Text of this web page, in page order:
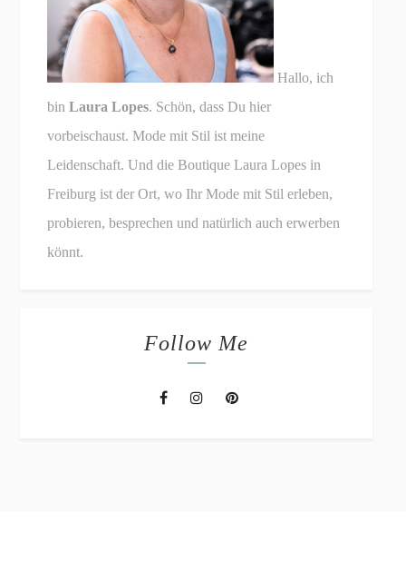
Hallo, ich
binLaura Lopes. Schön, dass Du hier
vorbeischaust. Mode mit Stil ist meine
Leidenschaft. Und die Boutique Laura Lopes in
Freiburg ist der Ort, wo Ihr Mode mit Stil erleben,
probieren, besprechen und natürlich auch erwerben
könnt.
Follow Me